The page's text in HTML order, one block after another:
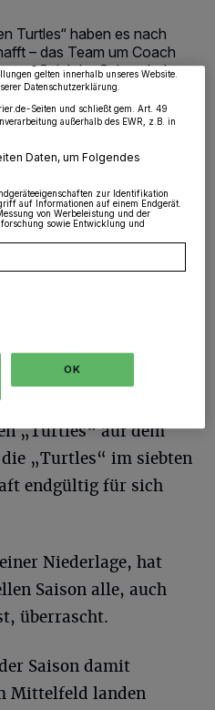
Turtles“ haben es nach
– das Team um Coach
Spiel der Saison haben
die „Wesseling Vermins“
in der gleich drei
„Turtles“ auf dem
„Turtles“ im siebten
endgültig für sich
Niederlage, hat
Saison alle, auch
überrascht.
Saison damit
Mittelfeld landen
Sie. Sie können dieses Menü jederzeit
zu ändern oder Ihre Einwilligung zu
oder Ablehnen am unteren
gelten innerhalb unseres Website.
Datenschutzerklärung.
Seiten und schließt gem. Art. 49
außerhalb des EWR, z.B. in
Daten, um Folgendes
zur Identifikation
auf Informationen auf einem Endgerät.
von Werbeleistung und der
sowie Entwicklung und
OK